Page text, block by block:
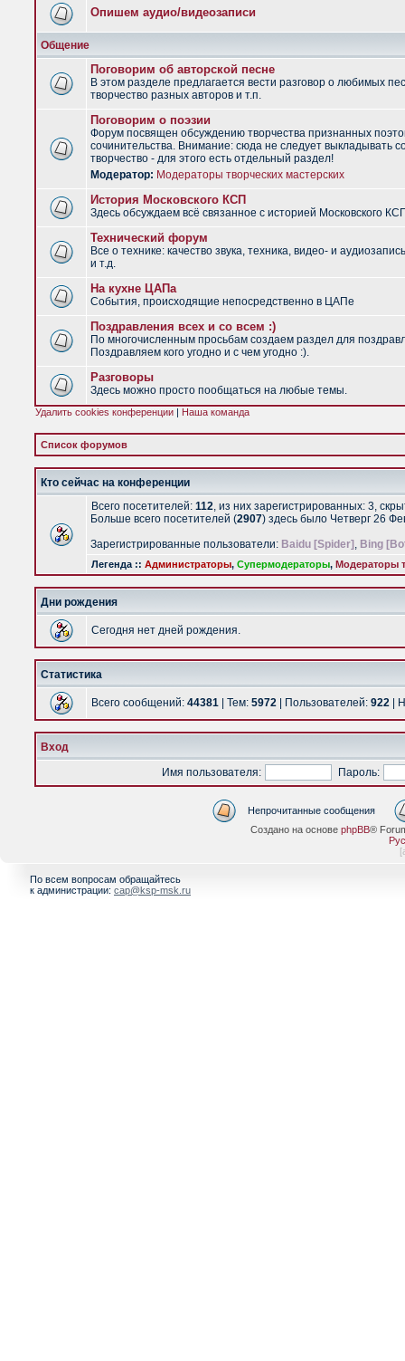
Опишем аудио/видеозаписи
Общение
Поговорим об авторской песне
В этом разделе предлагается вести разговор о любимых
творчество разных авторов и т.п.
Поговорим о поэзии
Форум посвящен обсуждению творчества признанных
сочинительства. Внимание: сюда не следует выкладывать
творчество - для этого есть отдельный раздел!
Модератор: Модераторы творческих мастерских
История Московского КСП
Здесь обсуждаем всё связанное с историей Московского
Технический форум
Все о технике: качество звука, техника, видео- и
и т.д.
На кухне ЦАПа
События, происходящие непосредственно в ЦАПе
Поздравления всех и со всем :)
По многочисленным просьбам создаем раздел для
Поздравляем кого угодно и с чем угодно :).
Разговоры
Здесь можно просто пообщаться на любые темы.
Удалить cookies конференции | Наша команда
Список форумов
Кто сейчас на конференции
Всего посетителей: 112, из них зарегистрированных: 3,
Больше всего посетителей (2907) здесь было Четверг 26
Зарегистрированные пользователи: Baidu [Spider] , Bing
Легенда :: Администраторы, Супермодераторы, Модераторы
Дни рождения
Сегодня нет дней рождения.
Статистика
Всего сообщений: 44381 | Тем: 5972 | Пользователей: 922 |
Вход
Имя пользователя:
Пароль:
Непрочитанные сообщения
Создано на основе phpBB®
[
По всем вопросам обращайтесь
к администрации: cap@ksp-msk.ru